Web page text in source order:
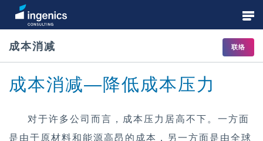
战略咨询
成本消减 联络
成本消减—降低成本压力
对于许多公司而言，成本压力居高不下。一方面
是由于原材料和能源高昂的成本，另一方面是由全球